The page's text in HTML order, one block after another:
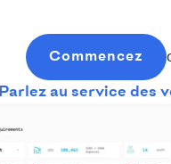
Commencez
Parlez au service des